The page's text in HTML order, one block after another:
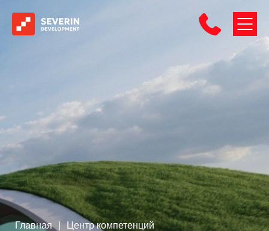
Главная Центр компетенций